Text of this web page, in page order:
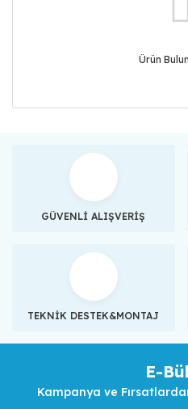
Ürün
GÜVENLİ ALIŞVERİŞ
TEKNİK DESTEK&MONTAJ
E-
Kampanya ve